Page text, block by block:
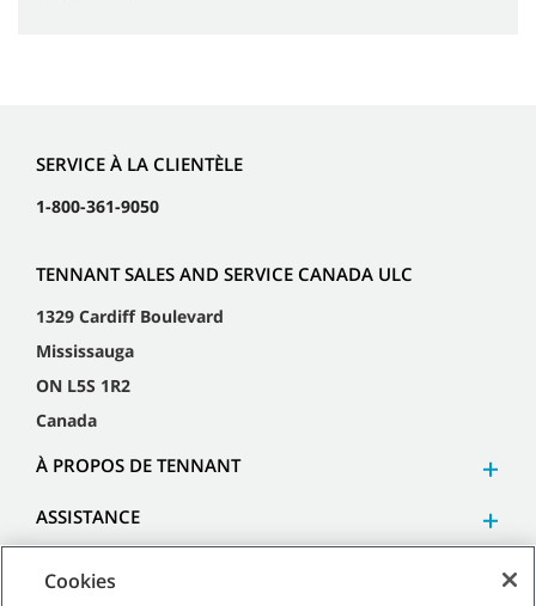
SERVICE À LA CLIENTÈLE
1-800-361-9050
TENNANT SALES AND SERVICE CANADA ULC
1329 Cardiff Boulevard
Mississauga
ON L5S 1R2
Canada
À PROPOS DE TENNANT
ASSISTANCE
Cookies